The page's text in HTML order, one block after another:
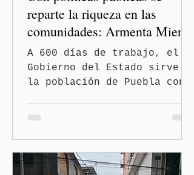
reparte la riqueza en las
comunidades: Armenta Mier
A 600 días de trabajo, el
Gobierno del Estado sirve a
la población de Puebla con
pública heredada del Museo
Internacional del Barroco
que significó un “saqueo”